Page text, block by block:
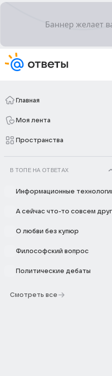
Главная
Моя лента
Пространства
В ТОПЕ НА ОТВЕТАХ
Информационные
А сейчас что-то совсем
О любви без купюр
Философский вопрос
Политические дебаты
Смотреть все